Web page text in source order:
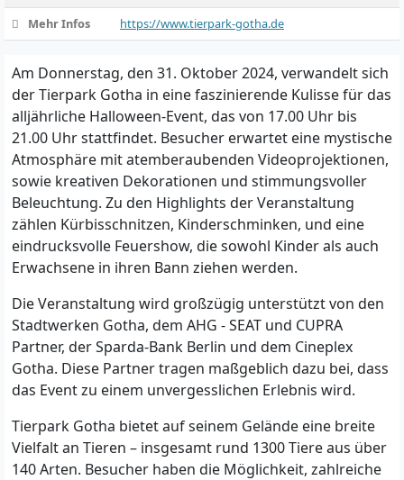
Mehr Infos
https://www.tierpark-gotha.de
Am Donnerstag, den 31. Oktober 2024, verwandelt sich
der Tierpark Gotha in eine faszinierende Kulisse für das
alljährliche Halloween-Event, das von 17.00 Uhr bis
21.00 Uhr stattfindet. Besucher erwartet eine mystische
Atmosphäre mit atemberaubenden Videoprojektionen,
sowie kreativen Dekorationen und stimmungsvoller
Beleuchtung. Zu den Highlights der Veranstaltung
zählen Kürbisschnitzen, Kinderschminken, und eine
eindrucksvolle Feuershow, die sowohl Kinder als auch
Erwachsene in ihren Bann ziehen werden.
Die Veranstaltung wird großzügig unterstützt von den
Stadtwerken Gotha, dem AHG - SEAT und CUPRA
Partner, der Sparda-Bank Berlin und dem Cineplex
Gotha. Diese Partner tragen maßgeblich dazu bei, dass
das Event zu einem unvergesslichen Erlebnis wird.
Tierpark Gotha bietet auf seinem Gelände eine breite
Vielfalt an Tieren – insgesamt rund 1300 Tiere aus über
140 Arten. Besucher haben die Möglichkeit, zahlreiche